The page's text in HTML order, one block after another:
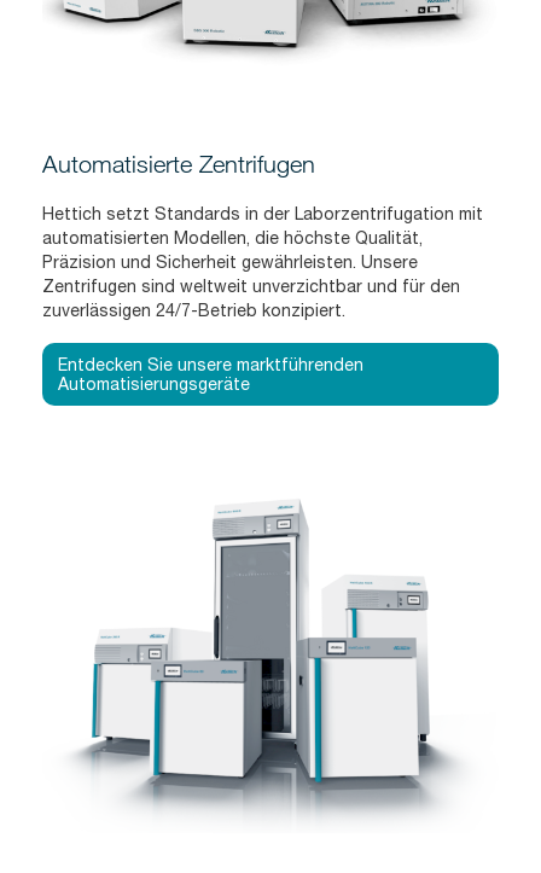
Automatisierte Zentrifugen
Hettich setzt Standards in der Laborzentrifugation mit
automatisierten Modellen, die höchste Qualität,
Präzision und Sicherheit gewährleisten. Unsere
Zentrifugen sind weltweit unverzichtbar und für den
zuverlässigen 24/7-Betrieb konzipiert.
Entdecken Sie unsere marktführenden
Automatisierungsgeräte